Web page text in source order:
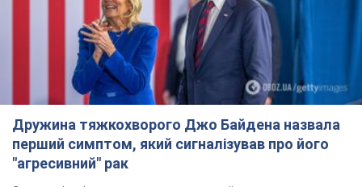
Дружина тяжкохворого Джо Байдена назвала
перший симптом, який сигналізував про його
"агресивний" рак